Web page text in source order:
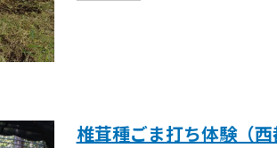
椎茸種ごま打ち体験（西